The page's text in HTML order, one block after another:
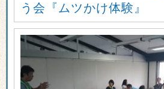
う会『ムツかけ体験』